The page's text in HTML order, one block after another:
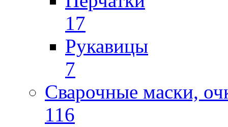
17
Рукавицы
7
Сварочные маски,
116